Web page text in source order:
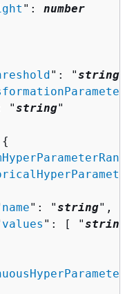
": number
": "string
"string"
{
name": "string",
values ": [ "string